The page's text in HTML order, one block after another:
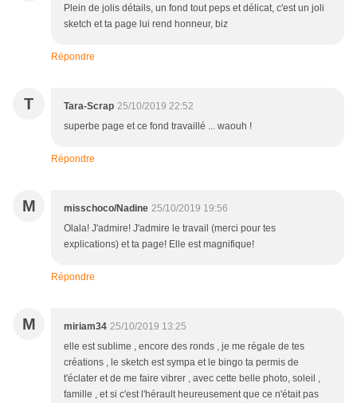
Plein de jolis détails, un fond tout peps et délicat, c'est un joli
sketch et ta page lui rend honneur, biz
Répondre
T Tara-Scrap 25/10/2019 22:52
superbe page et ce fond travaillé ... waouh !
Répondre
M misschoco/Nadine 25/10/2019 19:56
Olala! J'admire! J'admire le travail (merci pour tes
explications) et ta page! Elle est magnifique!
Répondre
M miriam34 25/10/2019 13:25
elle est sublime , encore des ronds , je me régale de tes
créations , le sketch est sympa et le bingo ta permis de
t'éclater et de me faire vibrer , avec cette belle photo, soleil ,
famille , et si c'est l'hérault heureusement que ce n'était pas